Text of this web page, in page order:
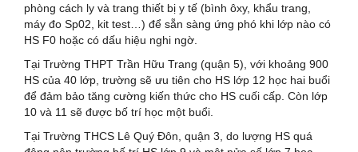
phòng cách ly và trang thiết bị y tế (bình ôxy, khẩu trang,
máy đo Sp02, kit test…) để sẵn sàng ứng phó khi lớp nào có
HS F0 hoặc có dấu hiệu nghi ngờ.
Tại Trường THPT Trần Hữu Trang (quận 5), với khoảng 900
HS của 40 lớp, trường sẽ ưu tiên cho HS lớp 12 học hai buổi
để đảm bảo tăng cường kiến thức cho HS cuối cấp. Còn lớp
10 và 11 sẽ được bố trí học một buổi.
Tại Trường THCS Lê Quý Đôn, quận 3, do lượng HS quá